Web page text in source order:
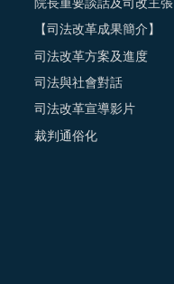
院長重要談話及司改主張
【司法改革成果簡介】
司法改革方案及進度
司法與社會對話
司法改革宣導影片
裁判通俗化